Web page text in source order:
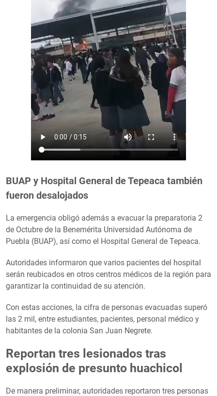
BUAP y Hospital General de Tepeaca también
fueron desalojados
La emergencia obligó además a evacuar la preparatoria 2
de Octubre de la Benemérita Universidad Autónoma de
Puebla (BUAP), así como el Hospital General de Tepeaca.
Autoridades informaron que varios pacientes del hospital
serán reubicados en otros centros médicos de la región para
garantizar la continuidad de su atención.
Con estas acciones, la cifra de personas evacuadas superó
las 2 mil, entre estudiantes, pacientes, personal médico y
habitantes de la colonia San Juan Negrete.
Reportan tres lesionados tras
explosión de presunto huachicol
De manera preliminar, autoridades reportaron tres personas